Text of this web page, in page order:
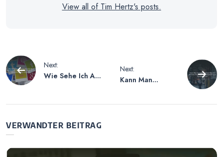
View all of Tim Hertz's posts.
Beitragsnavigation
Next:
Wie Sehe Ich Auf
Blockierungen in
Next:
Kann Man
VERWANDTER BEITRAG